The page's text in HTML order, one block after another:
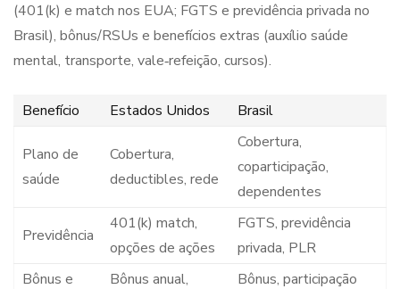
(401(k) e match nos EUA; FGTS e previdência privada no
Brasil), bônus/RSUs e benefícios extras (auxílio saúde
mental, transporte, vale‑refeição, cursos).
Benefício Estados Unidos Brasil
Plano de
saúde
Cobertura,
deductibles, rede
Cobertura,
coparticipação,
dependentes
Previdência
401(k) match,
opções de ações
FGTS, previdência
privada, PLR
Bônus e
Bônus anual,
Bônus, participação